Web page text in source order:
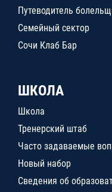
Путеводитель
Семейный сектор
Сочи Клаб Бар
ШКОЛА
Школа
Тренерский штаб
Часто задаваемые
Новый набор
Сведения об